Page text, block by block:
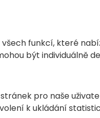
funkcí, které
být individuálně
pro naše
k ukládání